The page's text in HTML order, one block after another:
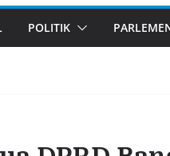
POLITIK